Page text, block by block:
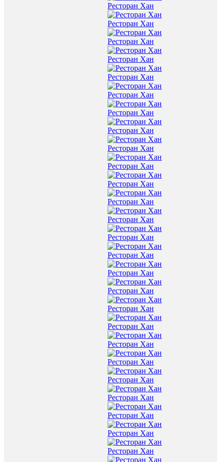
Ресторан Хан
Ресторан Хан
Ресторан Хан
Ресторан Хан
Ресторан Хан
Ресторан Хан
Ресторан Хан
Ресторан Хан
Ресторан Хан
Ресторан Хан
Ресторан Хан
Ресторан Хан
Ресторан Хан
Ресторан Хан
Ресторан Хан
Ресторан Хан
Ресторан Хан
Ресторан Хан
Ресторан Хан
Ресторан Хан
Ресторан Хан
Ресторан Хан
Ресторан Хан
Ресторан Хан
Ресторан Хан
Ресторан Хан